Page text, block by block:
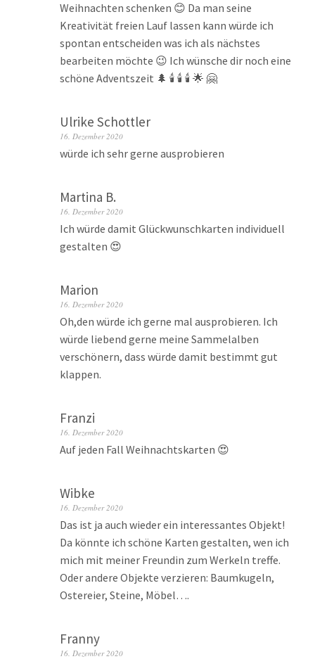
Weihnachten schenken 😊 Da man seine
Kreativität freien Lauf lassen kann würde ich
spontan entscheiden was ich als nächstes
bearbeiten möchte 😉 Ich wünsche dir noch eine
schöne Adventszeit 🌲 🕯️ 🕯️ 🕯️ 🌟 🤗
Ulrike Schottler
16. Dezember 2020
würde ich sehr gerne ausprobieren
Martina B.
16. Dezember 2020
Ich würde damit Glückwunschkarten individuell
gestalten 😍
Marion
16. Dezember 2020
Oh,den würde ich gerne mal ausprobieren. Ich
würde liebend gerne meine Sammelalben
verschönern, dass würde damit bestimmt gut
klappen.
Franzi
16. Dezember 2020
Auf jeden Fall Weihnachtskarten 😍
Wibke
16. Dezember 2020
Das ist ja auch wieder ein interessantes Objekt!
Da könnte ich schöne Karten gestalten, wen ich
mich mit meiner Freundin zum Werkeln treffe.
Oder andere Objekte verzieren: Baumkugeln,
Ostereier, Steine, Möbel….
Franny
16. Dezember 2020